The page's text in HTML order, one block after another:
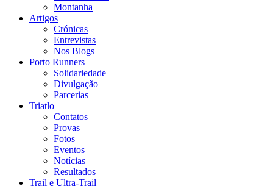
Montanha
Artigos
Crónicas
Entrevistas
Nos Blogs
Porto Runners
Solidariedade
Divulgação
Parcerias
Triatlo
Contatos
Provas
Fotos
Eventos
Notícias
Resultados
Trail e Ultra-Trail